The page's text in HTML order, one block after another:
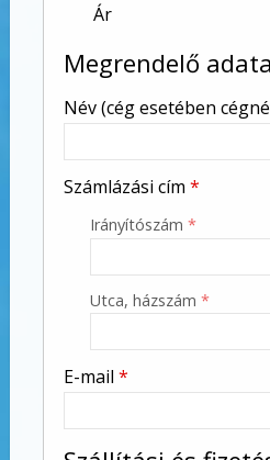
-
Ár
Megrendelő
Név (cég esetében
Számlázási cím *
Irányítószám *
Utca, házszám *
E-mail *